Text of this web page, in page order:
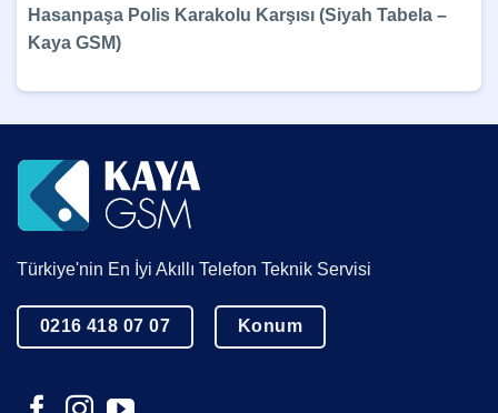
Hasanpaşa Polis Karakolu Karşısı (Siyah Tabela –
Kaya GSM)
Türkiye'nin En İyi Akıllı Telefon Teknik Servisi
0216 418 07 07 Konum